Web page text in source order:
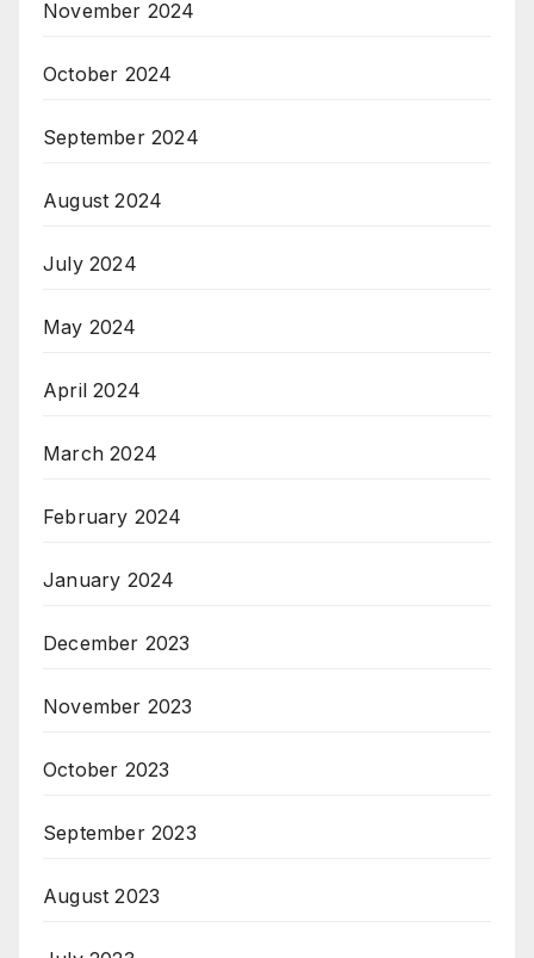
November 2024
October 2024
September 2024
August 2024
July 2024
May 2024
April 2024
March 2024
February 2024
January 2024
December 2023
November 2023
October 2023
September 2023
August 2023